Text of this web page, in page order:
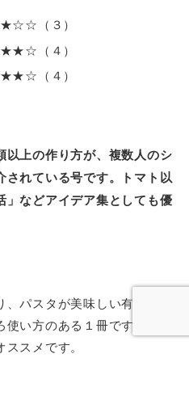
（３）
（４）
（４）
以上の作り方が、複数人のシ
されている号です。トマト以
などアイデア集としても優
パスタが美味しい有名店を
い方のある１冊です。お値
スメです。